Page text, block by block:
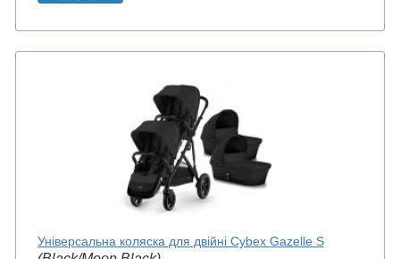
Універсальна коляска для двійні Cybex Gazelle S